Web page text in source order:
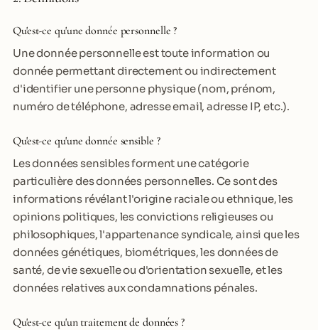
Qu'est-ce qu'une donnée personnelle ?
Une donnée personnelle est toute information ou
donnée permettant directement ou indirectement
d'identifier une personne physique (nom, prénom,
numéro de téléphone, adresse email, adresse IP, etc.).
Qu'est-ce qu'une donnée sensible ?
Les données sensibles forment une catégorie
particulière des données personnelles. Ce sont des
informations révélant l'origine raciale ou ethnique, les
opinions politiques, les convictions religieuses ou
philosophiques, l'appartenance syndicale, ainsi que les
données génétiques, biométriques, les données de
santé, de vie sexuelle ou d'orientation sexuelle, et les
données relatives aux condamnations pénales.
Qu'est-ce qu'un traitement de données ?